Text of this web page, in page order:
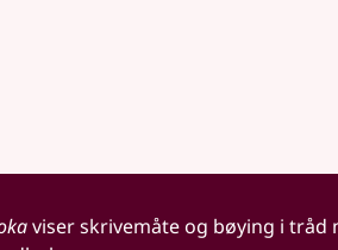
viser skrivemåte og bøying i tråd